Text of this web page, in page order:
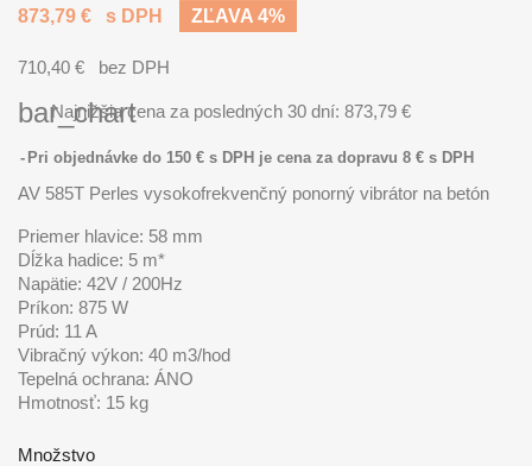
873,79 €
s DPH ZĽAVA 4%
710,40 € bez DPH
bar_chart
Najnižšia cena za posledných 30 dní: 873,79 €
Pri objednávke do 150 € s DPH je cena za dopravu 8 € s DPH
AV 585T Perles vysokofrekvenčný ponorný vibrátor na betón
Priemer hlavice: 58 mm
Dĺžka hadice: 5 m*
Napätie: 42V / 200Hz
Príkon: 875 W
Prúd: 11 A
Vibračný výkon: 40 m3/hod
Tepelná ochrana: ÁNO
Hmotnosť: 15 kg
Množstvo